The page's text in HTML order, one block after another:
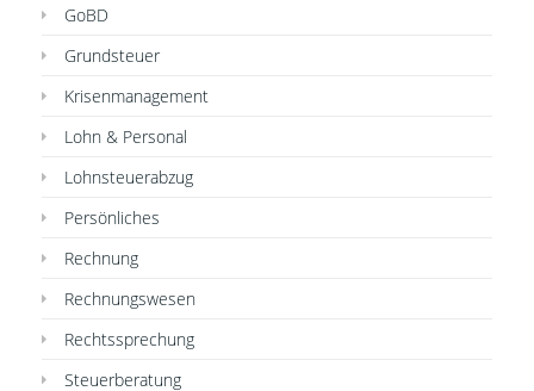
GoBD
Grundsteuer
Krisenmanagement
Lohn & Personal
Lohnsteuerabzug
Persönliches
Rechnung
Rechnungswesen
Rechtssprechung
Steuerberatung